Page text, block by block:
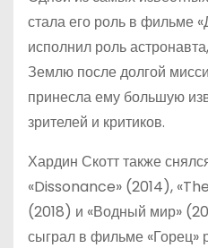
стала его роль в фильме
исполнил роль
Землю после долгой
принесла ему большую
зрителей и критиков.
Хардин Скотт также
«Dissonance» (2014),
(2018) и «Водный мир»
сыграл в фильме «Горец»